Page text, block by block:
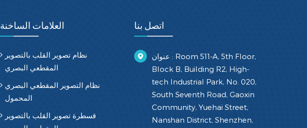
العلامات الساخنة
نظام تصوير القلب بالتصوير
المقطعي البصري
نظام التصوير المقطعي البصري
المحمول
قسطرة تصوير القلب بالتصوير
اتصل بنا
عنوان : Room 511-A, 5th Floor,
Block B, Building R2, High-
tech Industrial Park, No. 020,
South Seventh Road, Gaoxin
Community, Yuehai Street,
Nanshan District, Shenzhen,